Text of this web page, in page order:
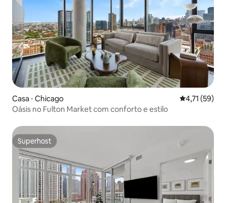
Casa ⋅ Chicago 4,71 de uma
4,71 (59)
Oásis no Fulton Market com conforto e estilo
Superhost
Superhost